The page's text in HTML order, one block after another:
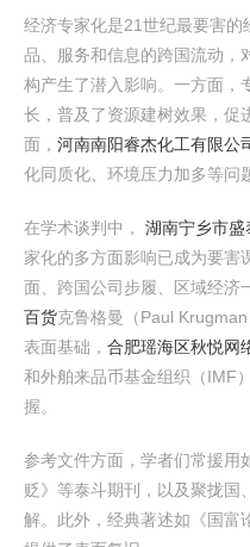
经济专家化是21世纪最要害
品、服务和信息的跨国流动，
构产生了潜入影响。一方面，
长，普及了资源建树效果，促
面， 河南南阳睿杰化工有限公
化同质化、环境压力加多等问
在学术谈判中， 湖南宁乡市
家化的多方面影响已成为要害
面、跨国公司步履、区域经济
百货克鲁格曼（Paul
表面基础， 合肥瑶海区秋悦网
和外舶来品币基金组织（IMF
握。
参考文件方面，学者们常援用
贬》等泰斗期刊，以及聚拢国
解。此外，经典著述如《国富